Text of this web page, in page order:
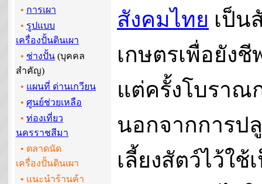
• การเผา
• รูปแบบ
เครื่องปั้นดินเผา
• ช่างปั้น (บุคคล
สำคัญ)
• แผนที่ ด่านเกวียน
• ศูนย์ช่วยเหลือ
• ท่องเที่ยว
นครราชสีมา
• ตลาดนัด
เครื่องปั้นดินเผา
• แนะนำร้านค้า
สังคมไทย เป็น
เกษตรเพื่อยังชี
แต่ครั้งโบราณ
นอกจากการป
เลี้ยงสัตว์ไว้ใช้